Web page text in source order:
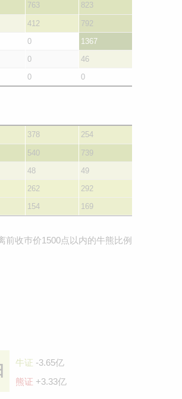
763
823
412
792
0
1367
0
46
0 0
378
254
540
739
48
49
262
292
154 169
前收巿价1500点以内的牛熊比例
牛证 -3.65亿
熊证 +3.33亿